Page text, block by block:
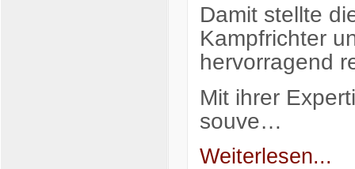
Damit stellte
Kampfrichter
hervorragend
Mit ihrer
souve…
Weiterlesen...